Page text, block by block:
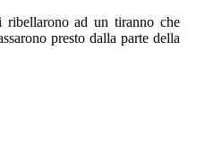
ad un tiranno che
presto dalla parte della